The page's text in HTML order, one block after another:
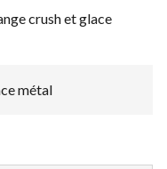
crush et glace
métal